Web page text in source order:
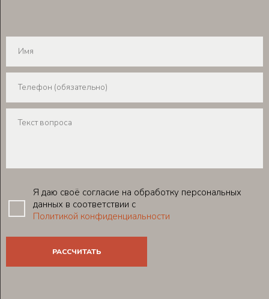
Я даю своё согласие на обработку персональных
данных в соответствии с
Политикой конфиденциальности